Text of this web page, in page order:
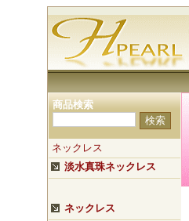
商品検索
ネックレス
淡水真珠ネックレス
ネックレス